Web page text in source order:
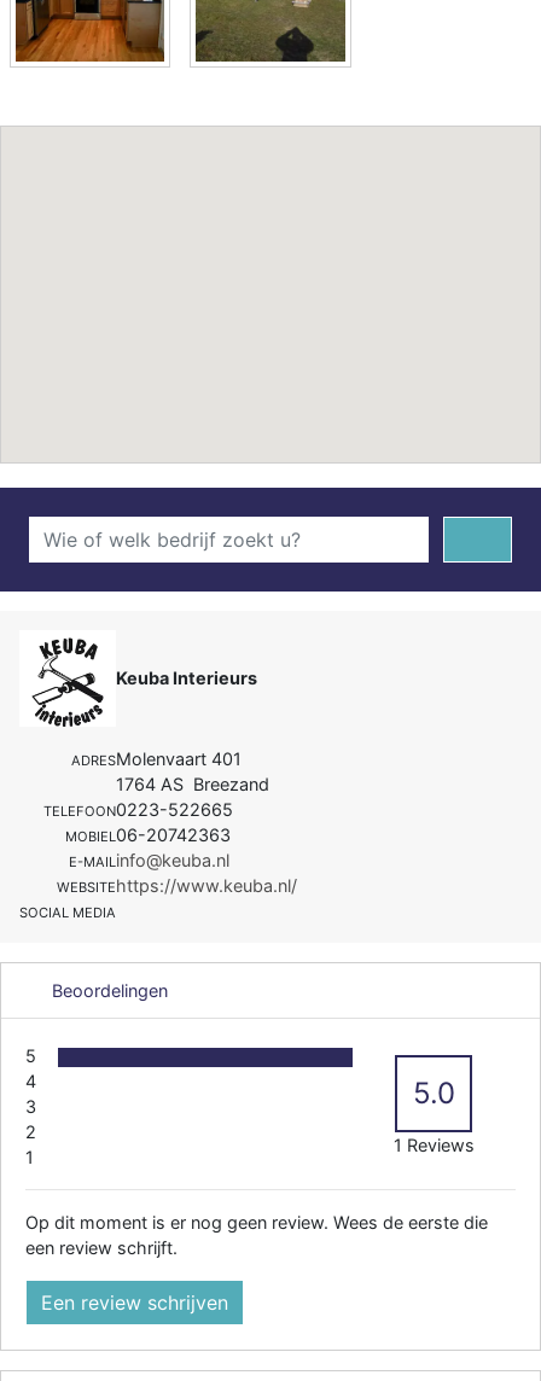
Keuba Interieurs
ADRESMolenvaart 401
1764 AS Breezand
TELEFOON0223-522665
MOBIEL06-20742363
E-MAILinfo@keuba.nl
WEBSITEhttps://www.keuba.nl/
SOCIAL MEDIA
Beoordelingen
5
4
3
2
1
5.0
1 Reviews
Op dit moment is er nog geen review. Wees de eerste die
een review schrijft.
Een review schrijven